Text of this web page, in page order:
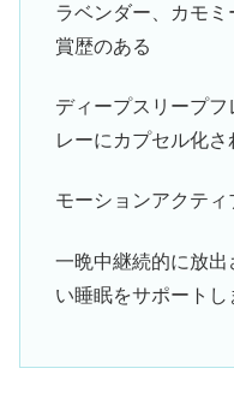
ラベンダー、カモ
賞歴のある
ディープスリープ
レーにカプセル化さ
モーションアクティ
一晩中継続的に放
い睡眠をサポートし